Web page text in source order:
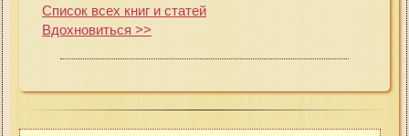
Список всех книг и статей
Вдохновиться >>